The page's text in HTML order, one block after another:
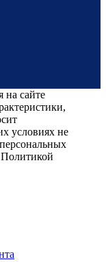
на сайте
условиях не
Политикой